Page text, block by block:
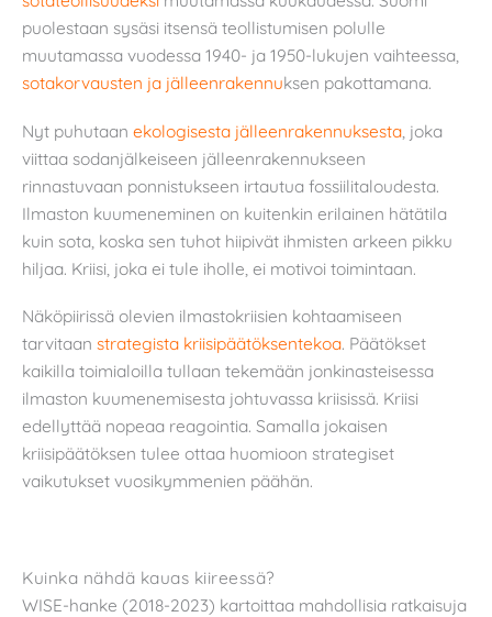
puolestaan sysäsi itsensä teollistumisen polulle
muutamassa vuodessa 1940- ja 1950-lukujen vaihteessa,
sotakorvausten ja jälleenrakennuksen pakottamana.
Nyt puhutaan ekologisesta jälleenrakennuksesta , joka
viittaa sodanjälkeiseen jälleenrakennukseen
rinnastuvaan ponnistukseen irtautua fossiilitaloudesta.
Ilmaston kuumeneminen on kuitenkin erilainen hätätila
kuin sota, koska sen tuhot hiipivät ihmisten arkeen pikku
hiljaa. Kriisi, joka ei tule iholle, ei motivoi toimintaan.
Näköpiirissä olevien ilmastokriisien kohtaamiseen
tarvitaan strategista kriisipäätöksentekoa. Päätökset
kaikilla toimialoilla tullaan tekemään jonkinasteisessa
ilmaston kuumenemisesta johtuvassa kriisissä. Kriisi
edellyttää nopeaa reagointia. Samalla jokaisen
kriisipäätöksen tulee ottaa huomioon strategiset
vaikutukset vuosikymmenien päähän.
Kuinka nähdä kauas kiireessä?
WISE-hanke (2018-2023) kartoittaa mahdollisia ratkaisuja